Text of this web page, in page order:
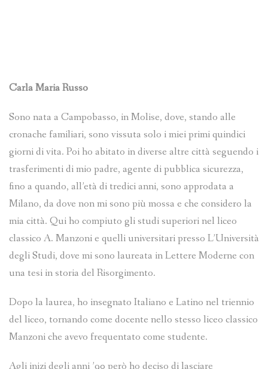
Carla Maria Russo
Sono nata a Campobasso, in Molise, dove, stando alle
cronache familiari, sono vissuta solo i miei primi quindici
giorni di vita. Poi ho abitato in diverse altre città seguendo i
trasferimenti di mio padre, agente di pubblica sicurezza,
fino a quando, all’età di tredici anni, sono approdata a
Milano, da dove non mi sono più mossa e che considero la
mia città. Qui ho compiuto gli studi superiori nel liceo
classico A. Manzoni e quelli universitari presso L’Università
degli Studi, dove mi sono laureata in Lettere Moderne con
una tesi in storia del Risorgimento.
Dopo la laurea, ho insegnato Italiano e Latino nel triennio
del liceo, tornando come docente nello stesso liceo classico
Manzoni che avevo frequentato come studente.